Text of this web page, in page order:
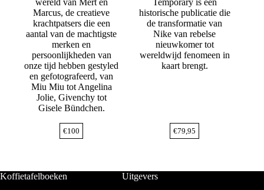
wereld van Mert en
Marcus, de creatieve
krachtpatsers die een
aantal van de machtigste
merken en
persoonlijkheden van
onze tijd hebben gestyled
en gefotografeerd, van
Miu Miu tot Angelina
Jolie, Givenchy tot
Gisele Bündchen.
€100
Temporary is een
historische publicatie die
de transformatie van
Nike van rebelse
nieuwkomer tot
wereldwijd fenomeen in
kaart brengt.
€79,95
Koffietafelboeken
Uitgevers